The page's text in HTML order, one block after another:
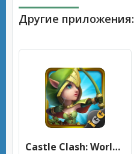
Другие приложения:
Castle Clash: World Ruler (Кастл Клаш) [МОД Mega Pack] APK Android